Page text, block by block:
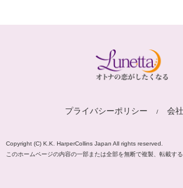
プライバシーポリシー 会
Copyright (C) K.K. HarperCollins Japan All rights reserved.
このホームページの内容の一部または全部を無断で複製、転載する